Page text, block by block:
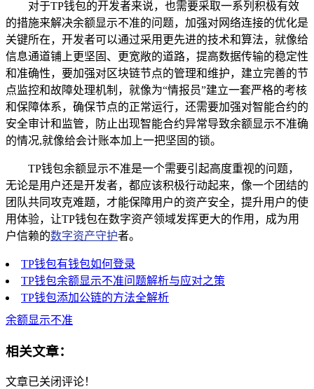
对于TP钱包的开发者来说，也需要采取一系列积极有效
的措施来解决余额显示不准的问题，加强对网络连接的优化是
关键所在，开发者可以通过采用更先进的技术和算法，就像给
信息通道铺上更坚固、更宽敞的道路，提高数据传输的稳定性
和准确性，要加强对区块链节点的管理和维护，建立完善的节
点监控和故障处理机制，就像为“情报员”建立一套严格的考核
和保障体系，确保节点的正常运行，还需要加强对智能合约的
安全审计和监管，防止出现智能合约异常导致余额显示不准确
的情况,就像给会计账本加上一把坚固的锁。
TP钱包余额显示不准是一个需要引起高度重视的问题，
无论是用户还是开发者，都应该积极行动起来，像一个团结的
团队共同攻克难题，才能保障用户的资产安全，提升用户的使
用体验，让TP钱包在数字资产领域发挥更大的作用，成为用
户信赖的数字资产守护者。
TP钱包有钱包如何登录
TP钱包余额显示不准问题解析与应对之策
TP钱包添加公链的方法全解析
余额显示不准
相关文章：
文章已关闭评论！